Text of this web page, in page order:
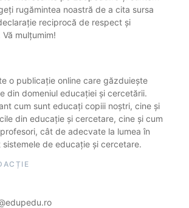
rugămintea noastră de a cita sursa
reciprocă de respect și
mulțumim!
o publicație online care găzduiește
din domeniul educației și cercetării.
cum sunt educați copiii noștri, cine și
din educație și cercetare, cine și cum
cât de adecvate la lumea în
de educație și cercetare.